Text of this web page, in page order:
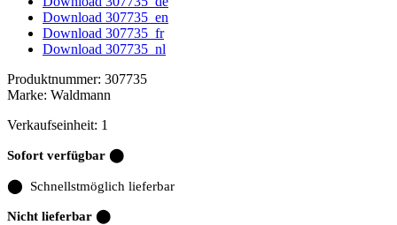
Download 307735_en
Download 307735_fr
Download 307735_nl
Produktnummer: 307735
Marke: Waldmann
Verkaufseinheit: 1
Sofort verfügbar ⬤
⬤ Schnellstmöglich lieferbar
Nicht lieferbar ⬤